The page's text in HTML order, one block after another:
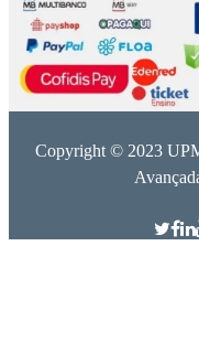
Copyright © 2023